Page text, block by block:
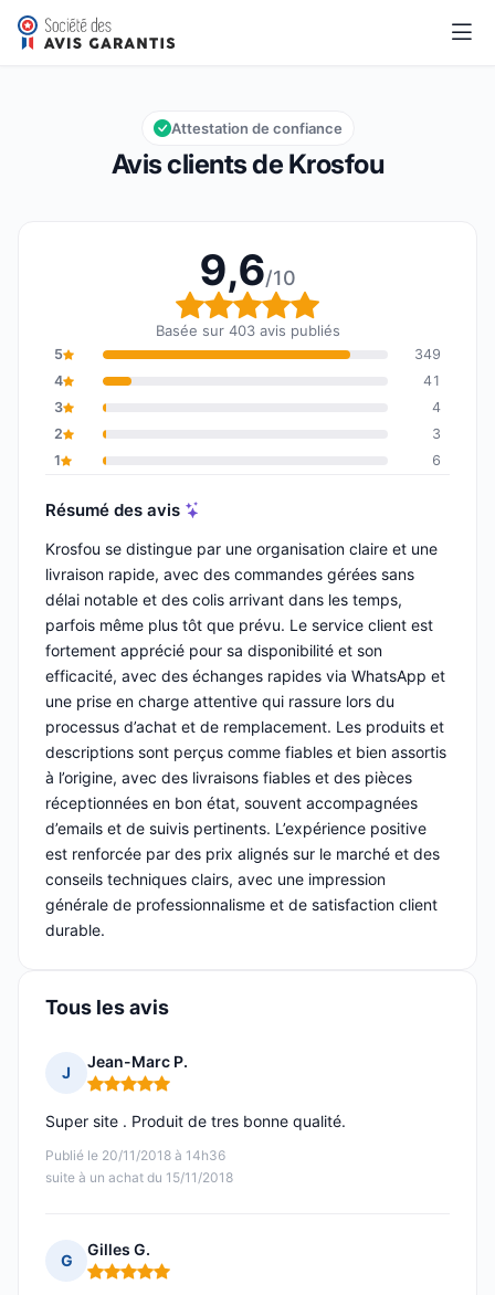
Krosfou
Note globale : 9,6 sur 10
9,6/10
Avis clients de Krosfou
Attestation de confiance
9,6/10
Note globale : 9,6 sur
Basée sur 403 avis publiés
5
349
4
41
3
4
2
3
1
6
Résumé des avis
Krosfou se distingue par une organisation claire et une
livraison rapide, avec des commandes gérées sans
délai notable et des colis arrivant dans les temps,
parfois même plus tôt que prévu. Le service client est
fortement apprécié pour sa disponibilité et son
efficacité, avec des échanges rapides via WhatsApp et
une prise en charge attentive qui rassure lors du
processus d’achat et de remplacement. Les produits et
descriptions sont perçus comme fiables et bien assortis
à l’origine, avec des livraisons fiables et des pièces
réceptionnées en bon état, souvent accompagnées
d’emails et de suivis pertinents. L’expérience positive
est renforcée par des prix alignés sur le marché et des
conseils techniques clairs, avec une impression
générale de professionnalisme et de satisfaction client
durable.
Tous les avis
J
Jean-Marc P.
Note : 5 sur 5
Publié le 20/11/2018 à 14h36
suite à un achat du 15/11/2018
Super site . Produit de tres bonne qualité.
G
Gilles G.
Note : 5 sur 5